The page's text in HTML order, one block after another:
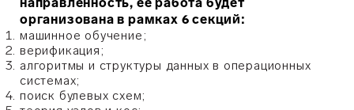
организована в рамках 6 секций:
машинное обучение;
верификация;
алгоритмы и струк­ту­ры дан­ных в опе­ра­ционных
систе­мах;
поиск булевых схем;